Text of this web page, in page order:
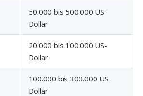
50.000 bis 500.000 US-
Dollar
20.000 bis 100.000 US-
Dollar
100.000 bis 300.000 US-
Dollar